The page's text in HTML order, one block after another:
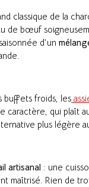
classique de la
de bœuf
d’un
buffets froids, les
caractère, qui plaît
plus légère
artisanal : une
maîtrisé. Rien de